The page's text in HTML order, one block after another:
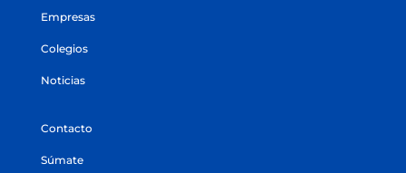
Empresas
Colegios
Noticias
Contacto
Súmate